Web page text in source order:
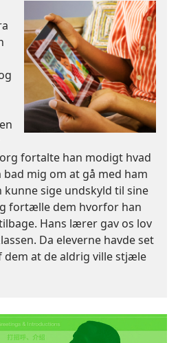
fortalte han modigt hvad
mig om at gå med ham
kunne sige undskyld til sine
fortælle dem hvorfor han
Hans lærer gav os lov
Da eleverne havde set
dem at de aldrig ville stjæle